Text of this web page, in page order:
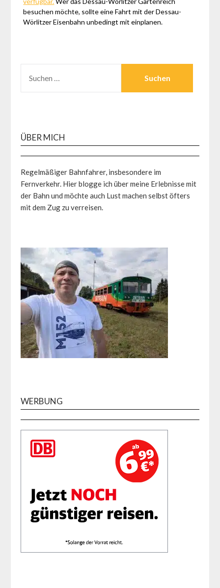
besuchen möchte, sollte eine Fahrt mit der Dessau-
Wörlitzer Eisenbahn unbedingt mit einplanen.
NACH:
ÜBER MICH
Regelmäßiger Bahnfahrer, insbesondere im
Fernverkehr. Hier blogge ich über meine Erlebnisse mit
der Bahn und möchte auch Lust machen selbst öfters
mit dem Zug zu verreisen.
WERBUNG